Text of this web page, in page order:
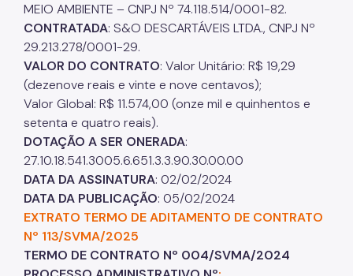
MEIO AMBIENTE – CNPJ Nº 74.118.514/0001-82.
CONTRATADA: S&O DESCARTÁVEIS LTDA., CNPJ Nº
29.213.278/0001-29.
VALOR DO CONTRATO: Valor Unitário: R$ 19,29
(dezenove reais e vinte e nove centavos);
Valor Global: R$ 11.574,00 (onze mil e quinhentos e
setenta e quatro reais).
DOTAÇÃO A SER ONERADA:
27.10.18.541.3005.6.651.3.3.90.30.00.00
DATA DA ASSINATURA: 02/02/2024
DATA DA PUBLICAÇÃO: 05/02/2024
EXTRATO TERMO DE ADITAMENTO DE CONTRATO
Nº 113/SVMA/2025
TERMO DE CONTRATO Nº 004/SVMA/2024